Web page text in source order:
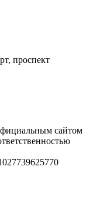
проспект
сайтом